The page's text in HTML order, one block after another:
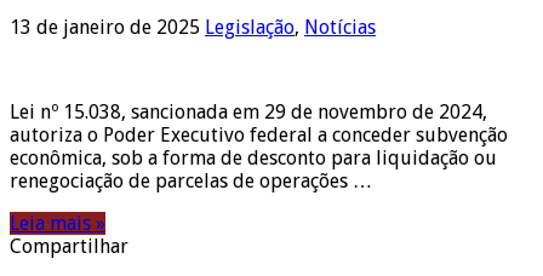
13 de janeiro de 2025 Legislação, Notícias
Lei nº 15.038, sancionada em 29 de novembro de 2024,
autoriza o Poder Executivo federal a conceder subvenção
econômica, sob a forma de desconto para liquidação ou
renegociação de parcelas de operações …
Leia mais »
Compartilhar